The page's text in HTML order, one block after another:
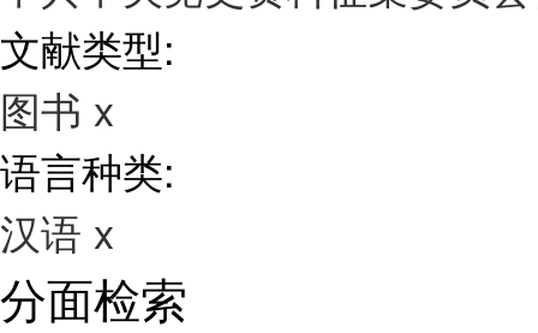
文献类型:
图书 x
语言种类:
汉语 x
分面检索